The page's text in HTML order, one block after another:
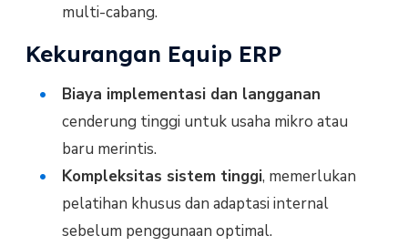
multi-cabang.
Kekurangan Equip ERP
Biaya implementasi dan langganan
cenderung tinggi untuk usaha mikro atau
baru merintis.
Kompleksitas sistem tinggi, memerlukan
pelatihan khusus dan adaptasi internal
sebelum penggunaan optimal.